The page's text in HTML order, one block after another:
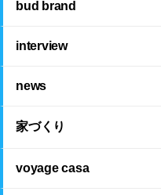
bud brand
interview
news
家づくり
voyage casa